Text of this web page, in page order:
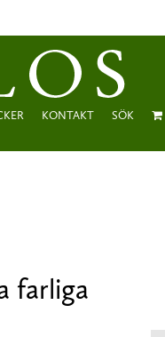
KONTAKT SÖK
farliga